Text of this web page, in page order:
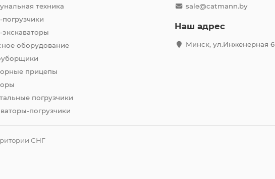
техника
оборудование
прицепы
погрузчики
погрузчики
sale@catmann.by
Наш адрес
Минск, ул.Инженерная 6
СНГ